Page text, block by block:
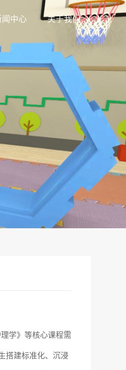
闻中心 关于我们
学》等核心课程需
搭建标准化、沉浸